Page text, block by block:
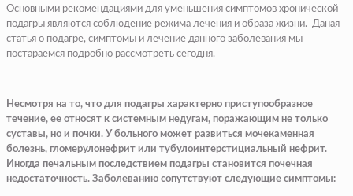
Основными рекомендациями для уменьшения симптомов хронической
подагры являются соблюдение режима лечения и образа жизни. Даная
статья о подагре, симптомы и лечение данного заболевания мы
постараемся подробно рассмотреть сегодня.
​Несмотря на то, что для подагры характерно приступообразное
течение, ее относят к системным недугам, поражающим не только
суставы, но и почки. У больного может развиться мочекаменная
болезнь, гломерулонефрит или тубулоинтерстициальный нефрит.
Иногда печальным последствием подагры становится почечная
недостаточность. Заболеванию сопутствуют следующие симптомы:​